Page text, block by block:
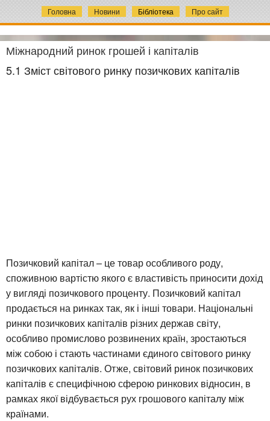
Головна Новини Бібліотека Про сайт
Міжнародний ринок грошей і капіталів
5.1 Зміст світового ринку позичкових капіталів
Позичковий капітал – це товар особливого роду,
споживною вартістю якого є властивість приносити дохід
у вигляді позичкового проценту. Позичковий капітал
продається на ринках так, як і інші товари. Національні
ринки позичкових капіталів різних держав світу,
особливо промислово розвинених країн, зростаються
між собою і стають частинами єдиного світового ринку
позичкових капіталів. Отже, світовий ринок позичкових
капіталів є специфічною сферою ринкових відносин, в
рамках якої відбувається рух грошового капіталу між
країнами.